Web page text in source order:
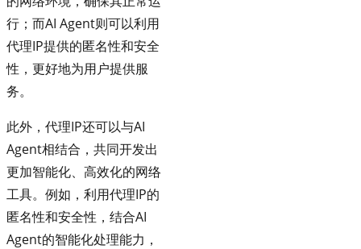
行；而AI Agent则可以利用
代理IP提供的匿名性和安全
性，更好地为用户提供服
务。
此外，代理IP还可以与AI
Agent相结合，共同开发出
更加智能化、高效化的网络
工具。例如，利用代理IP的
匿名性和安全性，结合AI
Agent的智能化处理能力，